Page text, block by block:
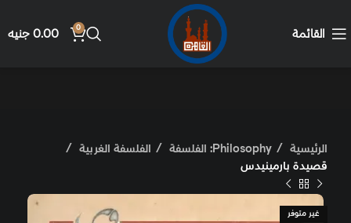
القائمة 0
0.00 جنيه
الرئيسية Philosophy: الفلسفة
الفلسفة الغربية
قصيدة بارمينيدس
غير متوفر